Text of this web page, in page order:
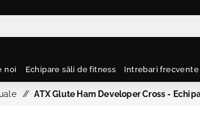
noi Echipare săli de fitness Intrebari frecvente
/ ATX Glute Ham Developer Cross -